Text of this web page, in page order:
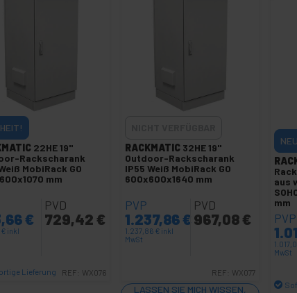
22HE 19"
Rackscharank
MobiRack GO
mm
€
€ inkl
PVD
729,42 €
Lieferung REF: WX076
RACKMATIC 32HE 19"
Outdoor-Rackscharank
IP55 Weiß MobiRack GO
600x600x1640 mm
PVP
1.237,86€
1.237,86 € inkl
MwSt
PVD
967,08 €
REF: WX077
LASSEN SIE MICH WISSEN,
aus
mm
PVP
MwSt